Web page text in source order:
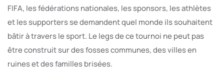
FIFA, les fédérations nationales, les sponsors, les athlètes
et les supporters se demandent quel monde ils souhaitent
bâtir à travers le sport. Le legs de ce tournoi ne peut pas
être construit sur des fosses communes, des villes en
ruines et des familles brisées.